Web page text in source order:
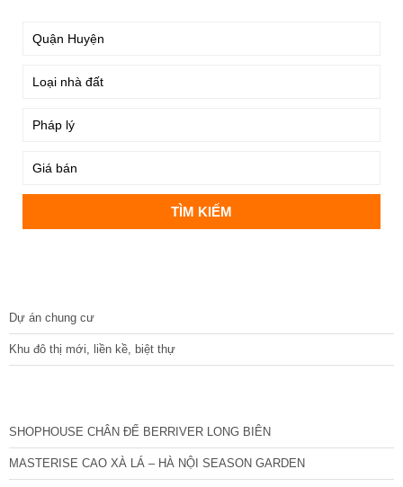
Dự án chung cư
Khu đô thị mới, liền kề, biệt thự
SHOPHOUSE CHÂN ĐẾ BERRIVER LONG BIÊN
MASTERISE CAO XÀ LÁ – HÀ NỘI SEASON GARDEN